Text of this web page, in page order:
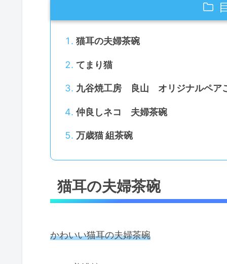
猫耳の夫婦茶碗
てまり猫
九谷焼工房 良山 オリジナルペア
仲良しネコ 夫婦茶碗
万歳猫 組茶碗
猫耳の夫婦茶碗
かわいい猫耳の夫婦茶碗